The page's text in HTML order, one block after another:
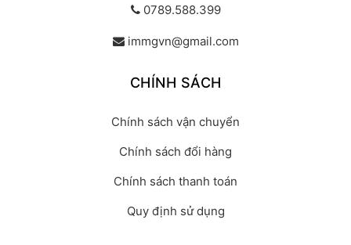
0789.588.399
immgvn@gmail.com
CHÍNH SÁCH
Chính sách vận chuyển
Chính sách đổi hàng
Chính sách thanh toán
Quy định sử dụng